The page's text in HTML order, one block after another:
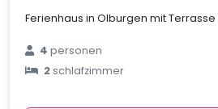
Ferienhaus in Olburgen mit Terrasse
4personen
2schlafzimmer